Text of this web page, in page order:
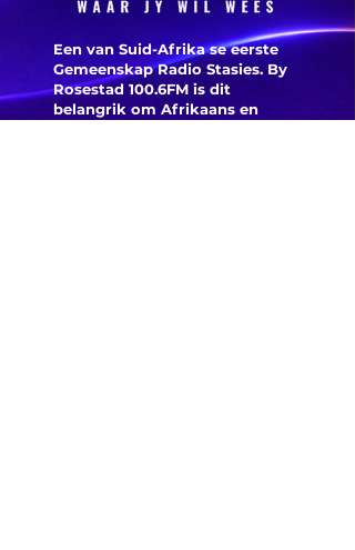
Een van Suid-Afrika se eerste
Gemeenskap Radio Stasies. By
Rosestad 100.6FM is dit
belangrik om Afrikaans en